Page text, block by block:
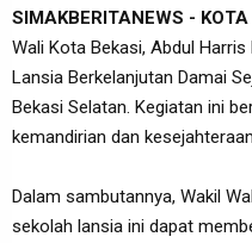
SIMAKBERITANEWS -
Wali Kota Bekasi, Abdul
Lansia Berkelanjutan Damai
Bekasi Selatan. Kegiatan ini
kemandirian dan
Dalam sambutannya, Wakil
sekolah lansia ini dapat